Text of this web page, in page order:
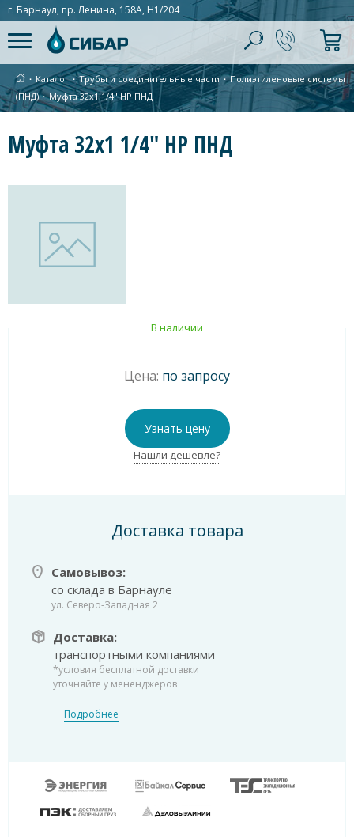
г. Барнаул, пр. Ленина, 158А, Н1/204
∙ Каталог ∙Трубы и соединительные части ∙Полиэтиленовые системы
(ПНД) ∙Муфта 32х1 1/4" НР ПНД
Муфта 32х1 1/4" НР ПНД
В наличии
Цена: по запросу
Узнать цену
Нашли дешевле?
Доставка товара
Самовывоз:
со склада в Барнауле
ул. Северо-Западная 2
Доставка:
транспортными компаниями
*условия бесплатной доставки
уточняйте у мененджеров
Подробнее